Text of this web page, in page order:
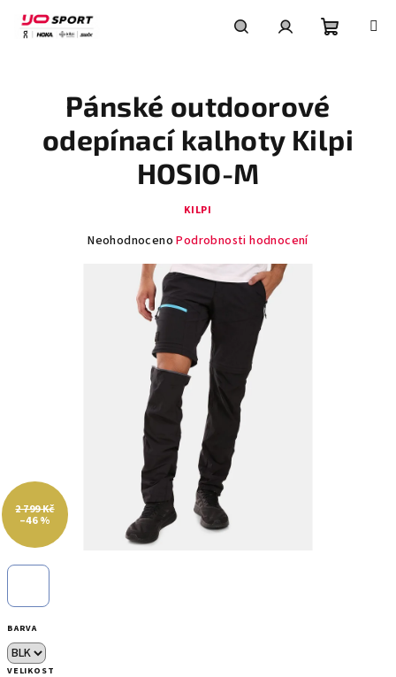
obsah
košík
BARVA
VELIKOST
Pánské outdoorové
odepínací kalhoty Kilpi
HOSIO-M
KILPI
Průměrné
Neohodnoceno Podrobnosti hodnocení
2 799 Kč
–46 %